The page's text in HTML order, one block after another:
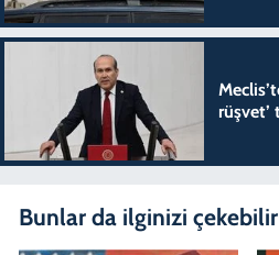
rüşvet’
Bunlar da ilginizi çekebilir